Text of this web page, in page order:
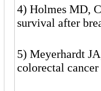
4) Holmes MD,
survival after
5) Meyerhardt
colorectal